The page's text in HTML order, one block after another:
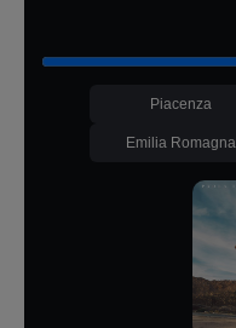
Piacenza
Emilia Romagna